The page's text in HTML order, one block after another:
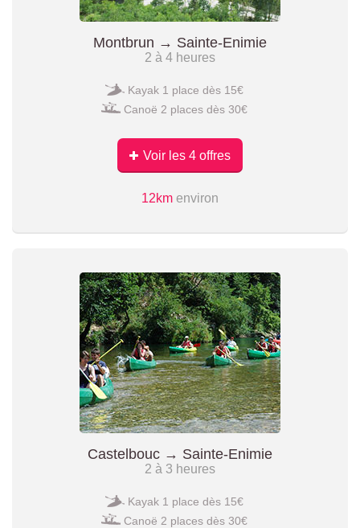
Montbrun → Sainte-Enimie
2 à 4 heures
Kayak 1 place dès 15€
Canoë 2 places dès 30€
Voir les 4 offres
12km environ
Castelbouc → Sainte-Enimie
2 à 3 heures
Kayak 1 place dès 15€
Canoë 2 places dès 30€